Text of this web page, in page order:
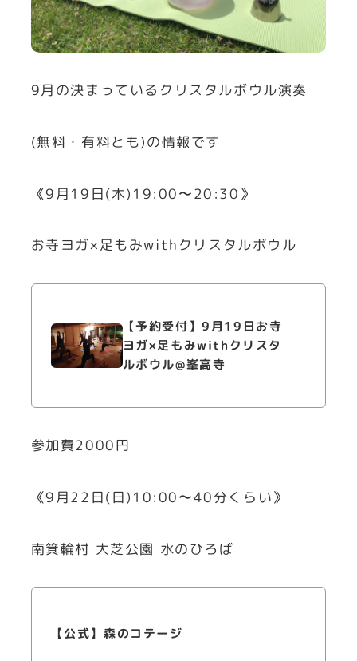
9月の決まっているクリスタルボウル演奏
(無料・有料とも)の情報です
《9月19日(木)19:00〜20:30》
お寺ヨガ×足もみwithクリスタルボウル
【予約受付】9月19日お寺
ヨガ×足もみwithクリスタ
ルボウル@峯高寺
参加費2000円
《9月22日(日)10:00〜40分くらい》
南箕輪村 大芝公園 水のひろば
【公式】森のコテージ